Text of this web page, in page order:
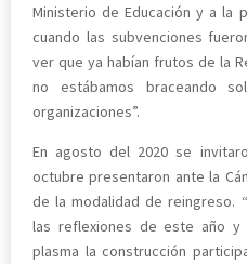
Ministerio de Educación y a la
cuando las subvenciones
ver que ya habían frutos de la
no estábamos braceando
organizaciones”.
En agosto del 2020 se
octubre presentaron ante la
de la modalidad de reingreso.
las reflexiones de este año
plasma la construcción